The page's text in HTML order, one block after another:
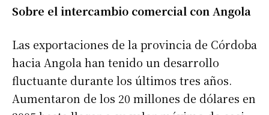
Sobre el intercambio comercial con Angola
Las exportaciones de la provincia de Córdoba
hacia Angola han tenido un desarrollo
fluctuante durante los últimos tres años.
Aumentaron de los 20 millones de dólares en